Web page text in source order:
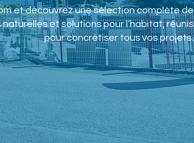
et découvrez une sélection complète de
et solutions pour l’habitat, réunis
pour concrétiser tous vos projets.